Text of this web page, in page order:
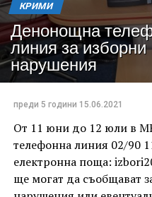
КРИМИ
Денонощна
линия за изборни
нарушения
преди 5 години 15.06.2021
От 11 юни до 12 юли в
телефонна линия 02/90
електронна поща:
ще могат да съобщават